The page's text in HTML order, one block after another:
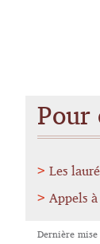
Les
Appels
Dernière